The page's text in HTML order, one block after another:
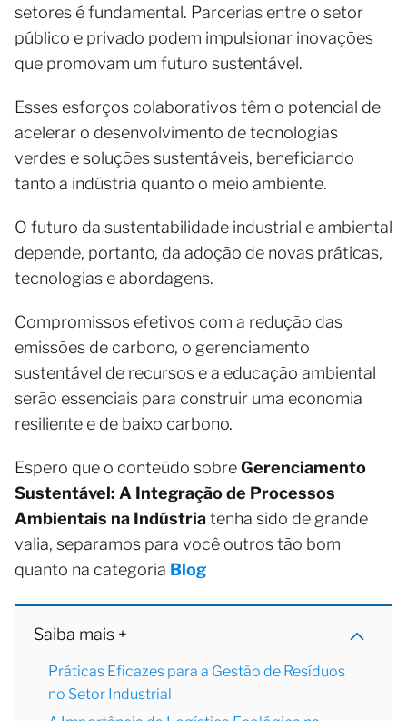
setores é fundamental. Parcerias entre o setor
público e privado podem impulsionar inovações
que promovam um futuro sustentável.
Esses esforços colaborativos têm o potencial de
acelerar o desenvolvimento de tecnologias
verdes e soluções sustentáveis, beneficiando
tanto a indústria quanto o meio ambiente.
O futuro da sustentabilidade industrial e ambiental
depende, portanto, da adoção de novas práticas,
tecnologias e abordagens.
Compromissos efetivos com a redução das
emissões de carbono, o gerenciamento
sustentável de recursos e a educação ambiental
serão essenciais para construir uma economia
resiliente e de baixo carbono.
Espero que o conteúdo sobreGerenciamento
Sustentável: A Integração de Processos
Ambientais na Indústriatenha sido de grande
valia, separamos para você outros tão bom
quanto na categoria Blog
Saiba mais +
Práticas Eficazes para a Gestão de Resíduos
no Setor Industrial